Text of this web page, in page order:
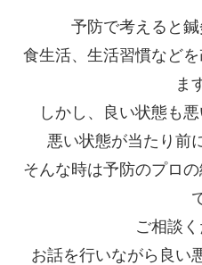
予防で考えると
食生活、生活習慣など
ま
しかし、良い状態も
悪い状態が当たり前
そんな時は予防のプロ
ご相談く
お話を行いながら良い